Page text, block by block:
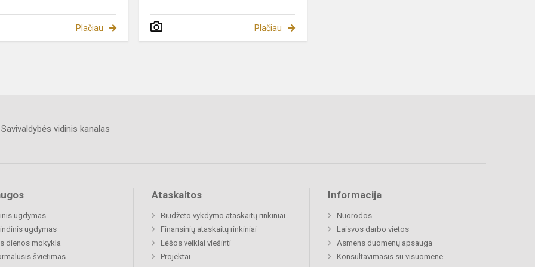
Plačiau Plačiau
vidinis kanalas
ugdymas
ugdymas
dienos mokykla
švietimas
Ataskaitos
Biudžeto vykdymo ataskaitų rinkiniai
Finansinių ataskaitų rinkiniai
Lėšos veiklai viešinti
Projektai
Informacija
Nuorodos
Laisvos darbo vietos
Asmens duomenų apsauga
Konsultavimasis su visuomene